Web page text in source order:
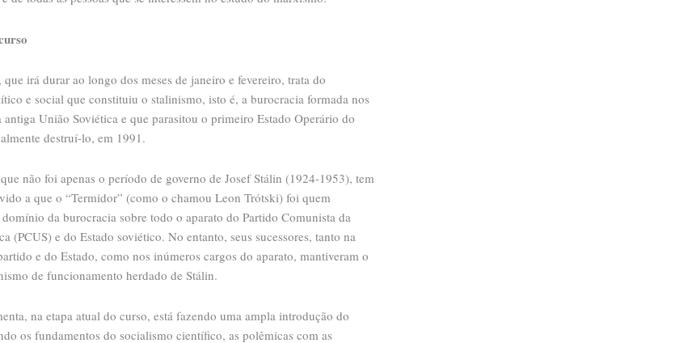
que irá durar ao longo dos meses de janeiro e fevereiro, trata do
e social que constituiu o stalinismo, isto é, a burocracia formada nos
União Soviética e que parasitou o primeiro Estado Operário do
destruí-lo, em 1991.
não foi apenas o período de governo de Josef Stálin (1924-1953), tem
a que o “Termidor” (como o chamou Leon Trótski) foi quem
domínio da burocracia sobre todo o aparato do Partido Comunista da
(PCUS) e do Estado soviético. No entanto, seus sucessores, tanto na
e do Estado, como nos inúmeros cargos do aparato, mantiveram o
de funcionamento herdado de Stálin.
na etapa atual do curso, está fazendo uma ampla introdução do
os fundamentos do socialismo científico, as polêmicas com as